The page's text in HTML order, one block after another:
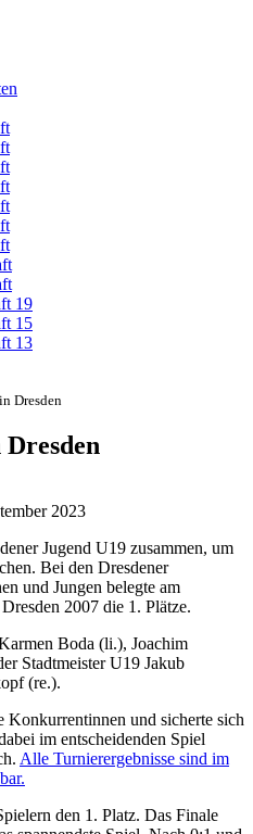
19
15
13
Dresden
Dresden
2023
Jugend U19 zusammen, um
Bei den Dresdener
und Jungen belegte am
2007 die 1. Plätze.
Boda (li.), Joachim
Stadtmeister U19 Jakub
(re.).
Konkurrentinnen und sicherte sich
im entscheidenden Spiel
Alle Turnierergebnisse sind im
den 1. Platz. Das Finale